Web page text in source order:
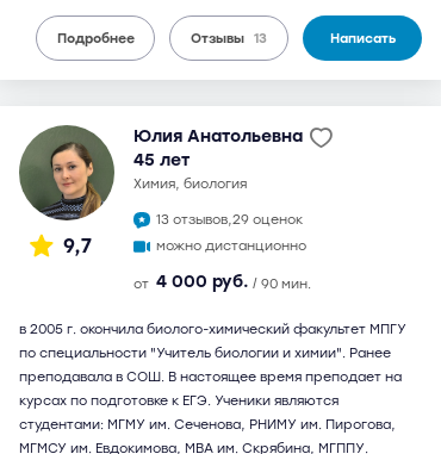
Подробнее Отзывы 13 Написать
9,7
Юлия Анатольевна
45 лет
химия, биология
13 отзывов,29 оценок
можно дистанционно
от 4 000 руб. / 90 мин.
в 2005 г. окончила биолого-химический факультет МПГУ
по специальности "Учитель биологии и химии". Ранее
преподавала в СОШ. В настоящее время преподает на
курсах по подготовке к ЕГЭ. Ученики являются
студентами: МГМУ им. Сеченова, РНИМУ им. Пирогова,
МГМСУ им. Евдокимова, МВА им. Скрябина, МГППУ.